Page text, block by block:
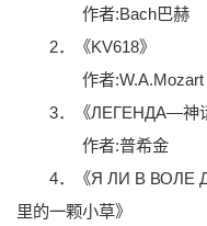
作者:Bach巴赫
2．《KV618》
作者:W.A.Mozart
3．《ЛЕГЕНДА—神
作者:普希金
4．《Я ЛИ В ВОЛЕ
里的一颗小草》